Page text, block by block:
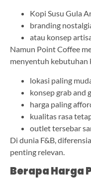
Kopi Susu Gula
branding
atau konsep
Namun Point Coffee
menyentuh kebutuhan
lokasi paling
konsep grab and
harga paling
kualitas rasa
outlet tersebar
Di dunia F&B,
penting relevan.
Berapa Harga